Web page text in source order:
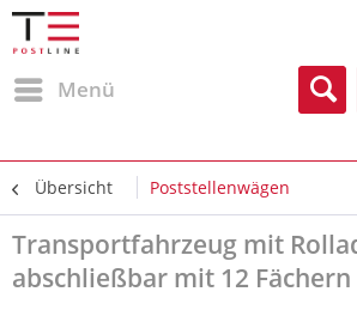
Menü
Übersicht Poststellenwägen
Transportfahrzeug mit
abschließbar mit 12 Fächern